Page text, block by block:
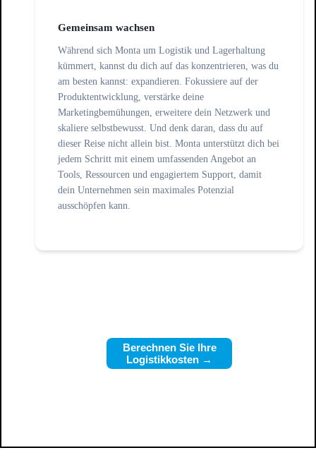
Gemeinsam wachsen
Während sich Monta um Logistik und Lagerhaltung
kümmert, kannst du dich auf das konzentrieren, was du
am besten kannst: expandieren. Fokussiere auf der
Produktentwicklung, verstärke deine
Marketingbemühungen, erweitere dein Netzwerk und
skaliere selbstbewusst. Und denk daran, dass du auf
dieser Reise nicht allein bist. Monta unterstützt dich bei
jedem Schritt mit einem umfassenden Angebot an
Tools, Ressourcen und engagiertem Support, damit
dein Unternehmen sein maximales Potenzial
ausschöpfen kann.
Berechnen Sie Ihre
Logistikkosten →